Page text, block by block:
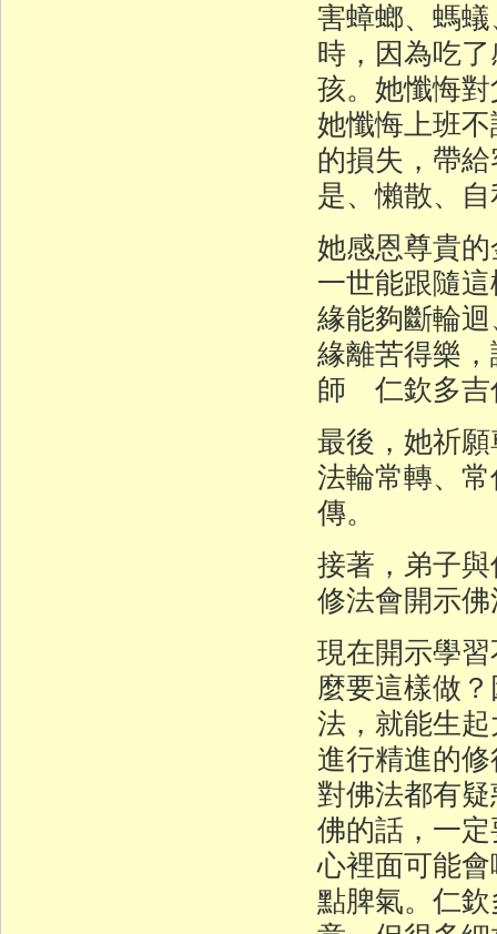
害蟑螂、螞
時，因為吃
孩。她懺悔
她懺悔上班
的損失，帶
是、懶散、
她感恩尊貴
一世能跟隨
緣能夠斷輪
緣離苦得樂
師 仁欽多吉
最後，她祈
法輪常轉、
傳。
接著，弟子
修法會開示
現在開示學
麼要這樣做
法，就能生
進行精進的
對佛法都有
佛的話，一
心裡面可能
點脾氣。仁